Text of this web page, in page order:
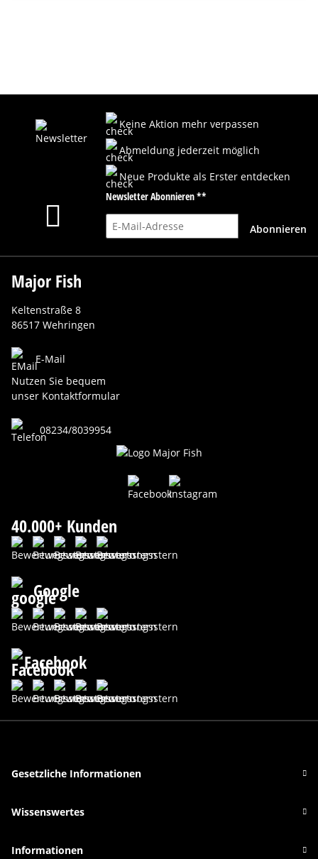
Keine Aktion mehr verpassen
Abmeldung jederzeit möglich
Neue Produkte als Erster entdecken
Newsletter Abonnieren **
E-Mail-Adresse
Abonnieren
Major Fish
Keltenstraße 8
86517 Wehringen
E-Mail
Nutzen Sie bequem
unser Kontaktformular
08234/8039954
40.000+ Kunden
Google
Facebook
Gesetzliche Informationen
Wissenswertes
Informationen